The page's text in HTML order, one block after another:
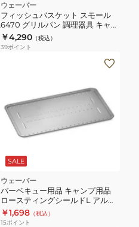
ウェーバー
フィッシュバスケット スモール
6470 グリルパン 調理器具 キャン
プ BBQ バーベキュー 食器洗浄機
対応
￥4,290 （税込）
39ポイント
SALE
ウェーバー
バーベキュー用品 キャンプ用品
ロースティングシールドL アルミ
トレイ 6562
￥1,698 （税込）
15ポイント